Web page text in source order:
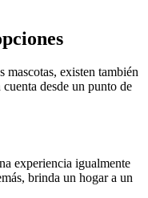
mascotas, existen también
desde un punto de
experiencia igualmente
brinda un hogar a un